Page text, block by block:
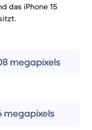
das iPhone 15
megapixels
megapixels